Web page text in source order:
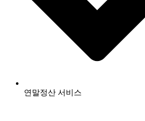
연말정산 서비스